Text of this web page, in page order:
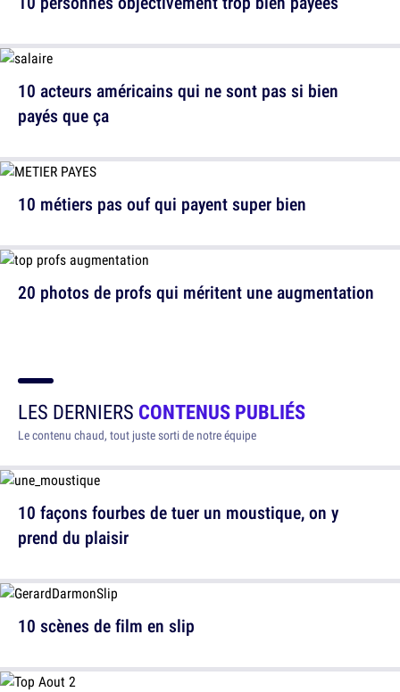
10 acteurs américains qui ne sont pas si bien
payés que ça
20 photos de profs qui méritent une augmentation
10 métiers pas ouf qui payent super bien
LES DERNIERS CONTENUS PUBLIÉS
Le contenu chaud, tout juste sorti de notre équipe
10 façons fourbes de tuer un moustique, on y
prend du plaisir
10 scènes de film en slip